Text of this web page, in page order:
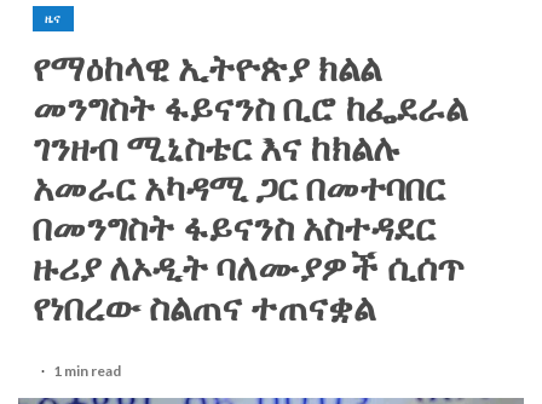
ዜና
የማዕከላዊ ኢትዮጵያ ክልል
መንግስት ፋይናንስ ቢሮ ከፌደራል
ገንዘብ ሚኒስቴር እና ከክልሉ
አመራር አካዳሚ ጋር በመተባበር
በመንግስት ፋይናንስ አስተዳደር
ዙሪያ ለኦዲት ባለሙያዎች ሲሰጥ
የነበረው ስልጠና ተጠናቋል
1 min read